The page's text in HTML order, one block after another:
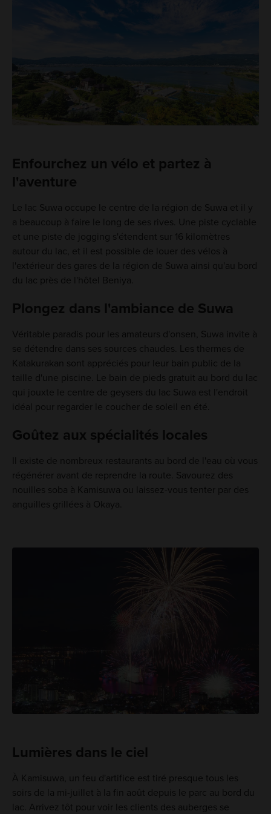
Enfourchez un vélo et partez à
l'aventure
Le lac Suwa occupe le centre de la région de Suwa et il y
a beaucoup à faire le long de ses rives. Une piste cyclable
et une piste de jogging s'étendent sur 16 kilomètres
autour du lac, et il est possible de louer des vélos à
l'extérieur des gares de la région de Suwa ainsi qu'au bord
du lac près de l'hôtel Beniya.
Plongez dans l'ambiance de Suwa
Véritable paradis pour les amateurs d'onsen, Suwa invite à
se détendre dans ses sources chaudes. Les thermes de
Katakurakan sont appréciés pour leur bain public de la
taille d'une piscine. Le bain de pieds gratuit au bord du lac
qui jouxte le centre de geysers du lac Suwa est l'endroit
idéal pour regarder le coucher de soleil en été.
Goûtez aux spécialités locales
Il existe de nombreux restaurants au bord de l'eau où vous
régénérer avant de reprendre la route. Savourez des
nouilles soba à Kamisuwa ou laissez-vous tenter par des
anguilles grillées à Okaya.
Lumières dans le ciel
À Kamisuwa, un feu d'artifice est tiré presque tous les
soirs de la mi-juillet à la fin août depuis le parc au bord du
lac. Arrivez tôt pour voir les clients des auberges se